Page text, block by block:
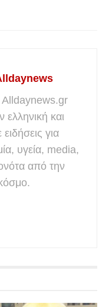
Alldaynews.gr
ελληνική και
για
υγεία, media,
από την